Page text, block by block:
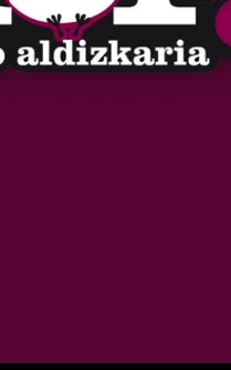
hasi